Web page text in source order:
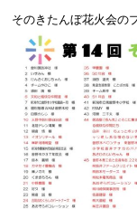
そのきたんぼ花火会の